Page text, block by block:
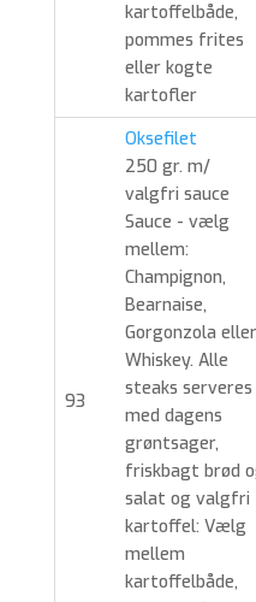
kartoffelbåde,
pommes frites
eller kogte
kartofler
93
Oksefilet
250 gr. m/
valgfri sauce
Sauce - vælg
mellem:
Champignon,
Bearnaise,
Gorgonzola eller
Whiskey. Alle
steaks serveres
med dagens
grøntsager,
friskbagt brød
salat og valgfri
kartoffel: Vælg
mellem
kartoffelbåde,